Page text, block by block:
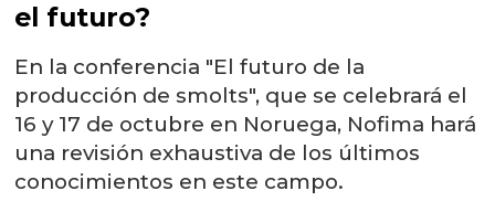
el futuro?
En la conferencia "El futuro de la
producción de smolts", que se celebrará el
16 y 17 de octubre en Noruega, Nofima hará
una revisión exhaustiva de los últimos
conocimientos en este campo.